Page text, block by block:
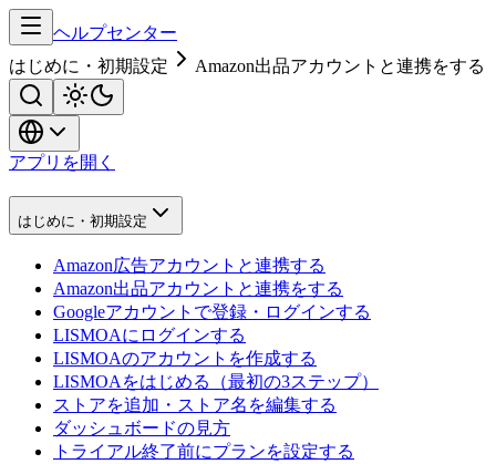
ヘルプセンター
はじめに・初期設定
Amazon出品アカウントと連携をする
アプリを開く
はじめに・初期設定
Amazon広告アカウントと連携する
Amazon出品アカウントと連携をする
Googleアカウントで登録・ログインする
LISMOAにログインする
LISMOAのアカウントを作成する
LISMOAをはじめる（最初の3ステップ）
ストアを追加・ストア名を編集する
ダッシュボードの見方
トライアル終了前にプランを設定する